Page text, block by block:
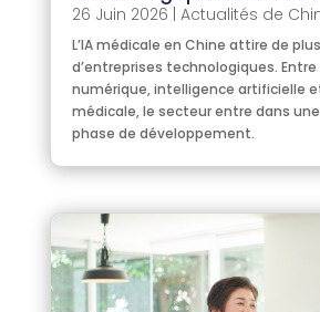
26 Juin 2026 Actualités de
L’IA médicale en Chine attire de
d’entreprises technologiques.
numérique, intelligence artificielle
médicale, le secteur entre dans
phase de développement.